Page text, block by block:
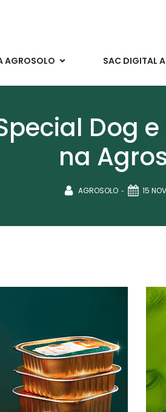
AGROSOLO SAC DIGITAL
Dog
na
AGROSOLO - 15